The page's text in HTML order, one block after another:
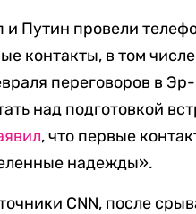
и Путин провели
контакты, в том
переговоров в
над подготовкой
, что первые
надежды».
CNN, после